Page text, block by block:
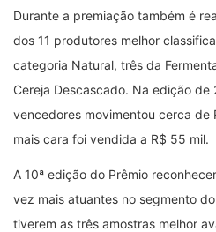
Durante a premiação também é
dos 11 produtores melhor
categoria Natural, três da
Cereja Descascado. Na edição de
vencedores movimentou cerca de
mais cara foi vendida a R$ 55 mil.
A 10ª edição do Prêmio
vez mais atuantes no segmento
tiverem as três amostras melhor